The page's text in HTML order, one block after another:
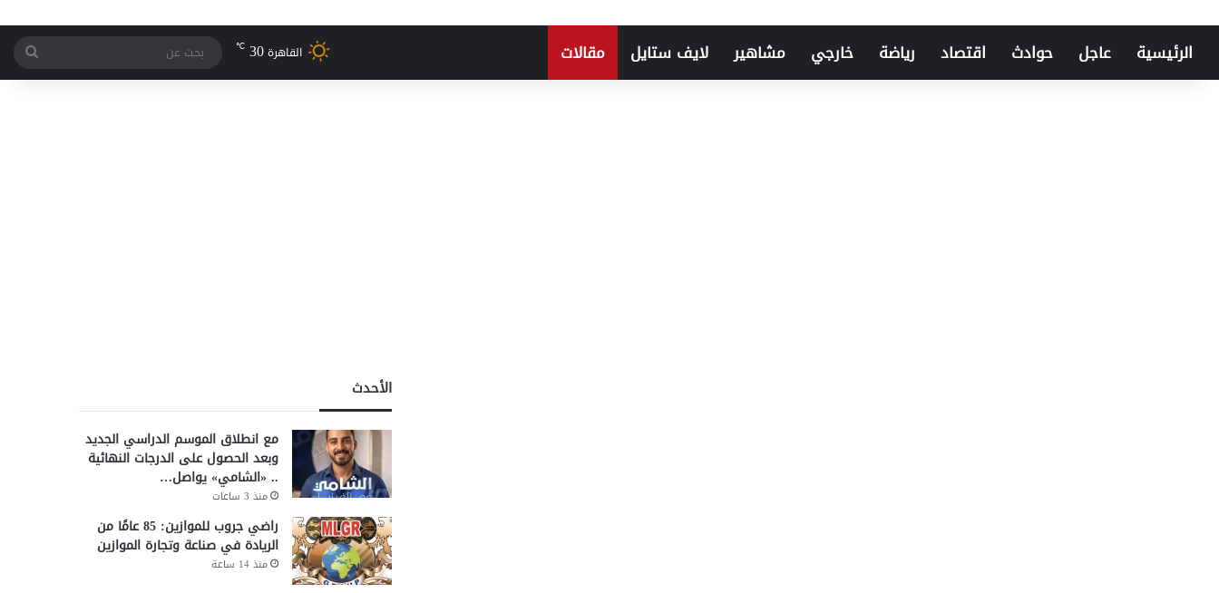
الرئيسية عاجل حوادث اقتصاد رياضة خارجي مشاهير لايف ستايل مقالات القاهرة30
℃
عن
الأحدث
مع انطلاق الموسم الدراسي الجديد
وبعد الحصول على الدرجات النهائية
.. «الشامي» يواصل…
منذ 3 ساعات
راضي جروب للموازين: 85 عامًا من
الريادة في صناعة وتجارة الموازين
منذ 14 ساعة